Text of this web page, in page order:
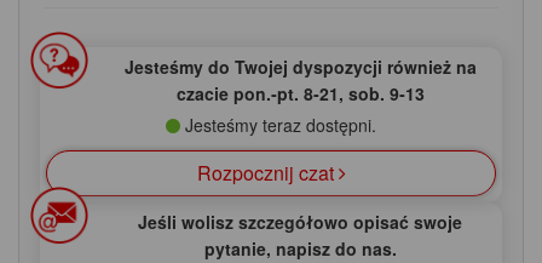
Jesteśmy do Twojej dyspozycji również na
czacie pon.‑pt. 8‑21, sob. 9‑13
Jesteśmy teraz dostępni.
Rozpocznij czat
Jeśli wolisz szczegółowo opisać swoje
pytanie, napisz do nas.